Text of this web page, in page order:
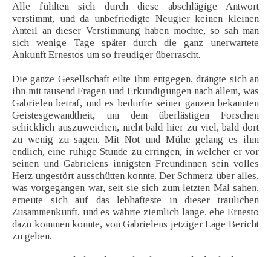
Alle fühlten sich durch diese abschlägige Antwort
verstimmt, und da unbefriedigte Neugier keinen kleinen
Anteil an dieser Verstimmung haben mochte, so sah man
sich wenige Tage später durch die ganz unerwartete
Ankunft Ernestos um so freudiger überrascht.
Die ganze Gesellschaft eilte ihm entgegen, drängte sich an
ihn mit tausend Fragen und Erkundigungen nach allem, was
Gabrielen betraf, und es bedurfte seiner ganzen bekannten
Geistesgewandtheit, um dem überlästigen Forschen
schicklich auszuweichen, nicht bald hier zu viel, bald dort
zu wenig zu sagen. Mit Not und Mühe gelang es ihm
endlich, eine ruhige Stunde zu erringen, in welcher er vor
seinen und Gabrielens innigsten Freundinnen sein volles
Herz ungestört ausschütten konnte. Der Schmerz über alles,
was vorgegangen war, seit sie sich zum letzten Mal sahen,
erneute sich auf das lebhafteste in dieser traulichen
Zusammenkunft, und es währte ziemlich lange, ehe Ernesto
dazu kommen konnte, von Gabrielens jetziger Lage Bericht
zu geben.